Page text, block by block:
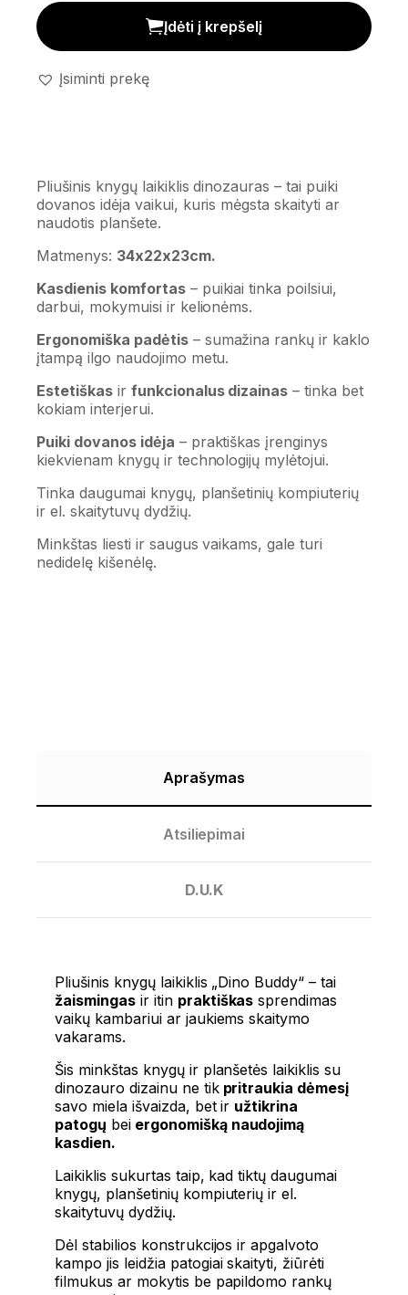
Pliušinis laikiklis 'Dino Buddy' kiekis
Įdėti į krepšelį
Įsiminti prekę
Pliušinis knygų laikiklis dinozauras – tai puiki
dovanos idėja vaikui, kuris mėgsta skaityti ar
naudotis planšete.
Matmenys: 34x22x23cm.
Kasdienis komfortas– puikiai tinka poilsiui,
darbui, mokymuisi ir kelionėms.
Ergonomiška padėtis– sumažina rankų ir kaklo
įtampą ilgo naudojimo metu.
Estetiškasir funkcionalus dizainas – tinka bet
kokiam interjerui.
Puiki dovanos idėja – praktiškas įrenginys
kiekvienam knygų ir technologijų mylėtojui.
Tinka daugumai knygų, planšetinių kompiuterių
ir el. skaitytuvų dydžių.
Minkštas liesti ir saugus vaikams, gale turi
nedidelę kišenėlę.
Aprašymas
Atsiliepimai
D.U.K
Pliušinis knygų laikiklis „Dino Buddy“ – tai
žaismingasir itin praktiškas sprendimas
vaikų kambariui ar jaukiems skaitymo
vakarams.
Šis minkštas knygų ir planšetės laikiklis su
dinozauro dizainu ne tikpritraukia dėmesį
savo miela išvaizda, bet ir užtikrina
patogų beiergonomišką naudojimą
kasdien.
Laikiklis sukurtas taip, kad tiktų daugumai
knygų, planšetinių kompiuterių ir el.
skaitytuvų dydžių.
Dėl stabilios konstrukcijos ir apgalvoto
kampo jis leidžia patogiai skaityti, žiūrėti
filmukus ar mokytis be papildomo rankų